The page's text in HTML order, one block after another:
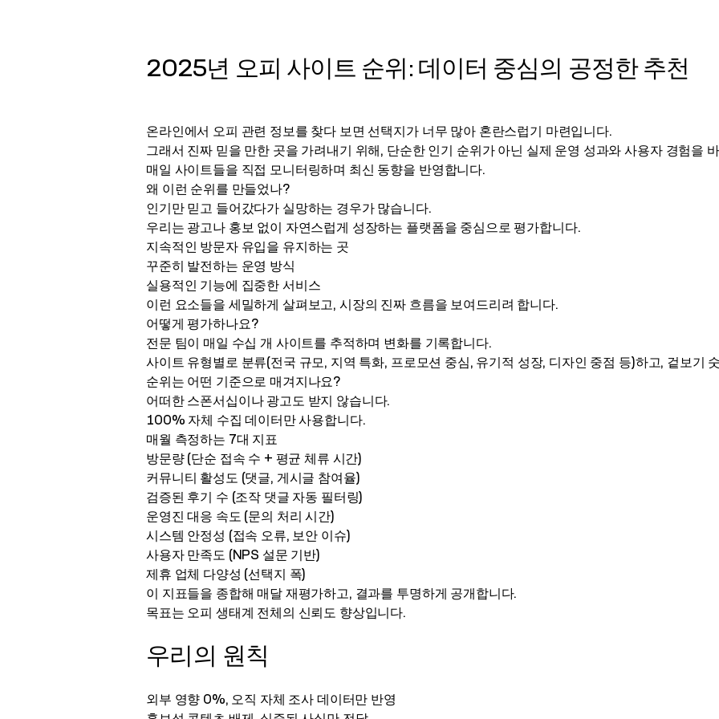
2025년 오피 사이트 순위: 데이터 중심의 공정한 추천
온라인에서 오피 관련 정보를 찾다 보면 선택지가 너무 많아 혼란스럽기 마련입니다.
그래서 진짜 믿을 만한 곳을 가려내기 위해, 단순한 인기 순위가 아닌 실제 운영 성과와 사용자 경험을
매일 사이트들을 직접 모니터링하며 최신 동향을 반영합니다.
왜 이런 순위를 만들었나?
인기만 믿고 들어갔다가 실망하는 경우가 많습니다.
우리는 광고나 홍보 없이 자연스럽게 성장하는 플랫폼을 중심으로 평가합니다.
지속적인 방문자 유입을 유지하는 곳
꾸준히 발전하는 운영 방식
실용적인 기능에 집중한 서비스
이런 요소들을 세밀하게 살펴보고, 시장의 진짜 흐름을 보여드리려 합니다.
어떻게 평가하나요?
전문 팀이 매일 수십 개 사이트를 추적하며 변화를 기록합니다.
사이트 유형별로 분류(전국 규모, 지역 특화, 프로모션 중심, 유기적 성장, 디자인 중점 등)하고, 겉보기
순위는 어떤 기준으로 매겨지나요?
어떠한 스폰서십이나 광고도 받지 않습니다.
100% 자체 수집 데이터만 사용합니다.
매월 측정하는 7대 지표
방문량 (단순 접속 수 + 평균 체류 시간)
커뮤니티 활성도 (댓글, 게시글 참여율)
검증된 후기 수 (조작 댓글 자동 필터링)
운영진 대응 속도 (문의 처리 시간)
시스템 안정성 (접속 오류, 보안 이슈)
사용자 만족도 (NPS 설문 기반)
제휴 업체 다양성 (선택지 폭)
이 지표들을 종합해 매달 재평가하고, 결과를 투명하게 공개합니다.
목표는 오피 생태계 전체의 신뢰도 향상입니다.
우리의 원칙
외부 영향 0%, 오직 자체 조사 데이터만 반영